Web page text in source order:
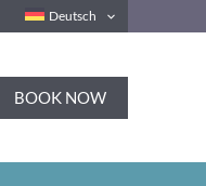
Deutsch
BOOK NOW